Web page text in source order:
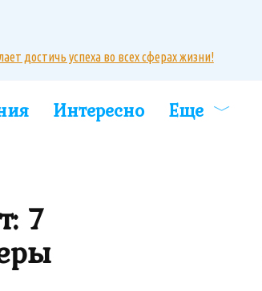
достичь успеха во всех сферах жизни!
Интересно Еще
7